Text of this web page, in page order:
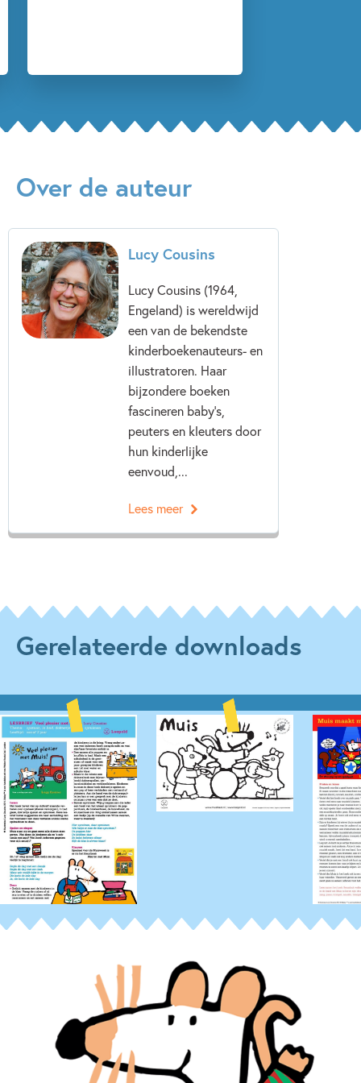
Over de auteur
Lucy Cousins
Lucy Cousins (1964,
Engeland) is wereldwijd
een van de bekendste
kinderboekenauteurs- en
illustratoren. Haar
bijzondere boeken
fascineren baby’s,
peuters en kleuters door
hun kinderlijke
eenvoud,...
Lees meer
Gerelateerde downloads